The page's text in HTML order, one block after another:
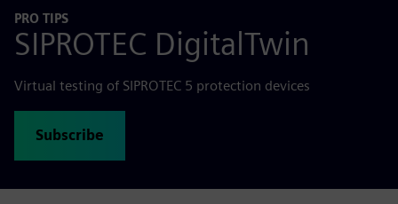
PRO TIPS
SIPROTEC DigitalTwin
Virtual testing of SIPROTEC 5 protection devices
Subscribe